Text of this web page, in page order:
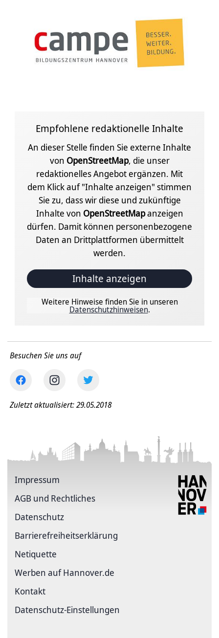
Empfohlene redaktionelle Inhalte
An dieser Stelle finden Sie externe Inhalte
von OpenStreetMap, die unser
redaktionelles Angebot ergänzen. Mit
dem Klick auf "Inhalte anzeigen" stimmen
Sie zu, dass wir diese und zukünftige
Inhalte von OpenStreetMapanzeigen
dürfen. Damit können personenbezogene
Daten an Drittplattformen übermittelt
werden.
Inhalte anzeigen
Weitere Hinweise finden Sie in unseren
Datenschutzhinweisen.
Besuchen Sie uns auf
Zuletzt aktualisiert: 29.05.2018
Impressum
AGB und Rechtliches
Datenschutz
Barriere­freiheits­erklärung
Netiquette
Werben auf Hannover.de
Kontakt
Datenschutz-Einstellungen